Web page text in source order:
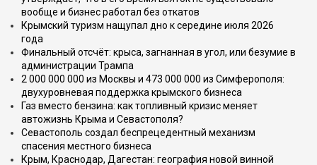
вообще и бизнес работал без откатов
Крымский туризм нащупал дно к середине июля 2026
года
Финальный отсчёт: крыса, загнанная в угол, или безумие в
администрации Трампа
2 000 000 000 из Москвы и 473 000 000 из Симферополя:
двухуровневая поддержка крымского бизнеса
Газ вместо бензина: как топливный кризис меняет
автожизнь Крыма и Севастополя?
Севастополь создал беспрецедентный механизм
спасения местного бизнеса
Крым, Краснодар, Дагестан: география новой винной